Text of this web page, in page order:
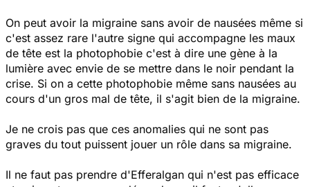
On peut avoir la migraine sans avoir de nausées même si
c'est assez rare l'autre signe qui accompagne les maux
de tête est la photophobie c'est à dire une gène à la
lumière avec envie de se mettre dans le noir pendant la
crise. Si on a cette photophobie même sans nausées au
cours d'un gros mal de tête, il s'agit bien de la migraine.
Je ne crois pas que ces anomalies qui ne sont pas
graves du tout puissent jouer un rôle dans sa migraine.
Il ne faut pas prendre d'Efferalgan qui n'est pas efficace